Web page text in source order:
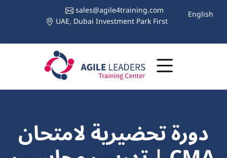
sales@agile4training.com
UAE, Dubai Investment Park First English
دورة تحضيرية لامتحان